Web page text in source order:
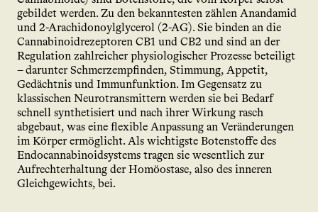
gebildet werden. Zu den bekanntesten zählen Anandamid
und 2-Arachidonoylglycerol (2-AG). Sie binden an die
Cannabinoidrezeptoren CB1 und CB2 und sind an der
Regulation zahlreicher physiologischer Prozesse beteiligt
– darunter Schmerzempfinden, Stimmung, Appetit,
Gedächtnis und Immunfunktion. Im Gegensatz zu
klassischen Neurotransmittern werden sie bei Bedarf
schnell synthetisiert und nach ihrer Wirkung rasch
abgebaut, was eine flexible Anpassung an Veränderungen
im Körper ermöglicht. Als wichtigste Botenstoffe des
Endocannabinoidsystems tragen sie wesentlich zur
Aufrechterhaltung der Homöostase, also des inneren
Gleichgewichts, bei.